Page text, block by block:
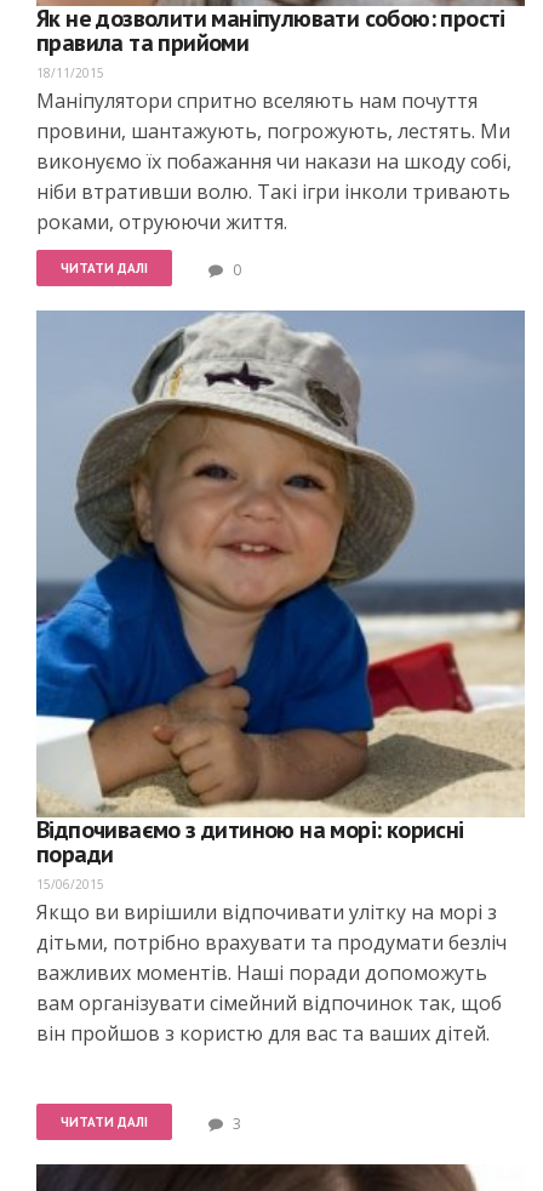
Як не дозволити маніпулювати собою: прості
правила та прийоми
18/11/2015
Маніпулятори спритно вселяють нам почуття
провини, шантажують, погрожують, лестять. Ми
виконуємо їх побажання чи накази на шкоду собі,
ніби втративши волю. Такі ігри інколи тривають
роками, отруюючи життя.
ЧИТАТИ ДАЛІ 0
Відпочиваємо з дитиною на морі: корисні
поради
15/06/2015
Якщо ви вирішили відпочивати улітку на морі з
дітьми, потрібно врахувати та продумати безліч
важливих моментів. Наші поради допоможуть
вам організувати сімейний відпочинок так, щоб
він пройшов з користю для вас та ваших дітей.
ЧИТАТИ ДАЛІ 3